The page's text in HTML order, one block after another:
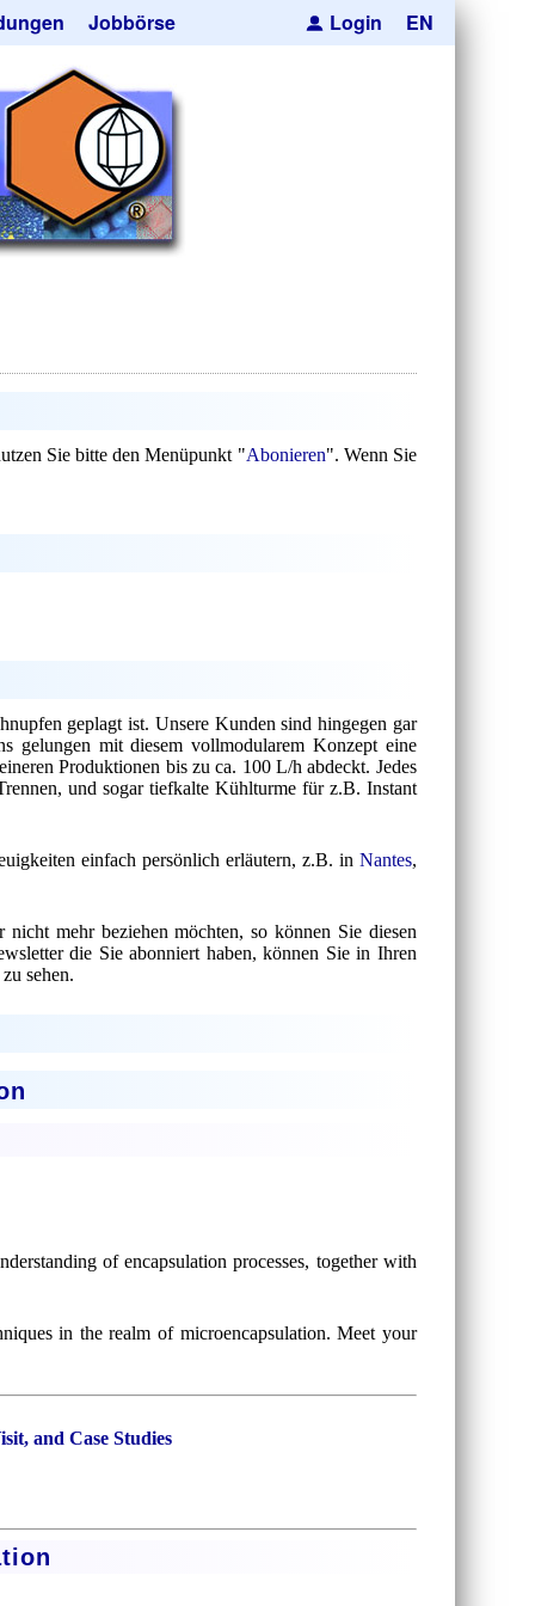
Jobbörse Login EN
Sie bitte den Menüpunkt "Abonieren". Wenn Sie
geplagt ist. Unsere Kunden sind hingegen gar
gelungen mit diesem vollmodularem Konzept eine
Produktionen bis zu ca. 100 L/h abdeckt. Jedes
und sogar tiefkalte Kühlturme für z.B. Instant
einfach persönlich erläutern, z.B. in Nantes,
mehr beziehen möchten, so können Sie diesen
die Sie abonniert haben, können Sie in Ihren
sehen.
of encapsulation processes, together with
in the realm of microencapsulation. Meet your
and Case Studies